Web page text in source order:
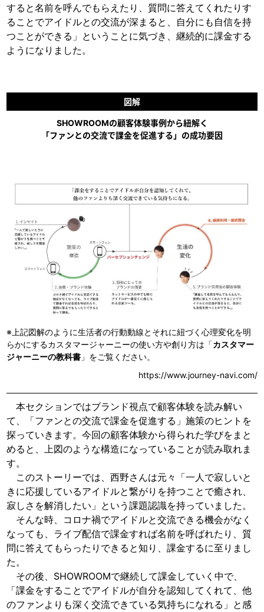
すると名前を呼んでもらえたり、質問に答えてくれたりす
ることでアイドルとの交流が深まると、自分にも自信を持
つことができる」ということに気づき、継続的に課金する
ようになりました。
図解
SHOWROOMの顧客体験事例から紐解く
「ファンとの交流で課金を促進する」の成功要因
※上記図解のように生活者の行動動線とそれに紐づく心理変化を明
らかにするカスタマージャーニーの使い方や創り方は 「カスタマー
ジャーニーの教科書 」をご覧ください。
https://www.journey-navi.com/
本セクションではブランド視点で顧客体験を読み解い
て、「ファンとの交流で課金を促進する」施策のヒントを
探っていきます。今回の顧客体験から得られた学びをまと
めると、上図のような構造になっていることが読み取れま
す。
このストーリーでは、西野さんは元々「一人で寂しいと
きに応援しているアイドルと繋がりを持つことで癒され、
寂しさを解消したい」という課題認識を持っていました。
そんな時、コロナ禍でアイドルと交流できる機会がなく
なっても、ライブ配信で課金すれば名前を呼ばれたり、質
問に答えてもらったりできると知り、課金するに至りまし
た。
その後、SHOWROOMで継続して課金していく中で、
「課金をすることでアイドルが自分を認知してくれて、他
のファンよりも深く交流できている気持ちになれる」と感